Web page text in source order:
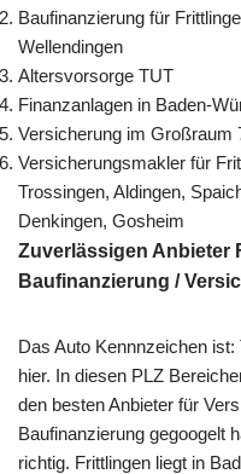
Baufinanzierung für
Wellendingen
Altersvorsorge TUT
Finanzanlagen in Baden-
Versicherung im Großraum
Versicherungsmakler für
Trossingen, Aldingen,
Denkingen, Gosheim
Zuverlässigen Anbieter
Baufinanzierung /
Das Auto Kennnzeichen
hier. In diesen PLZ
den besten Anbieter für
Baufinanzierung gegoogelt
richtig. Frittlingen liegt in